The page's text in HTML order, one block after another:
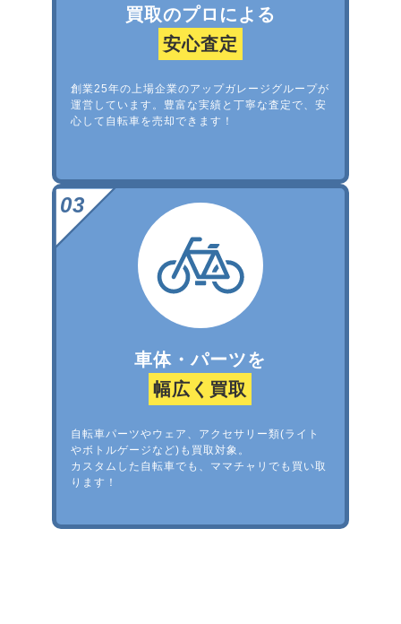
買取のプロによる
安心査定
創業25年の上場企業のアップガレージグループが
運営しています。豊富な実績と丁寧な査定で、安
心して自転車を売却できます！
車体・パーツを
幅広く買取
自転車パーツやウェア、アクセサリー類(ライト
やボトルゲージなど)も買取対象。
カスタムした自転車でも、ママチャリでも買い取
ります！